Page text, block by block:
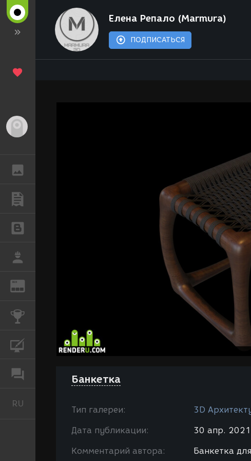
REN
RU
Елена Репало (Marmura)
ПОДПИСАТЬСЯ
Банкетка
Тип галереи: 3D
Дата публикации: 30 апр.
Комментарий автора: Банкетка